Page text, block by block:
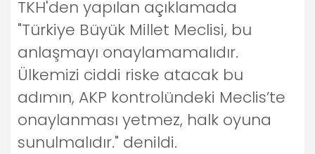
TKH'den yapılan açıklamada
"Türkiye Büyük Millet Meclisi, bu
anlaşmayı onaylamamalıdır.
Ülkemizi ciddi riske atacak bu
adımın, AKP kontrolündeki Meclis’te
onaylanması yetmez, halk oyuna
sunulmalıdır." denildi.